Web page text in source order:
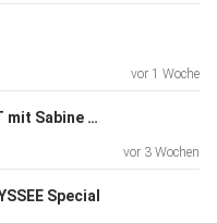
Schiffer lässt vor
Bundeskanzler aller
auch andere
vor 1 Woche
WAS HABEN WIR GELACHT mit Sabine Bode und Laura Brümmer #72
vor 3 Wochen
Special